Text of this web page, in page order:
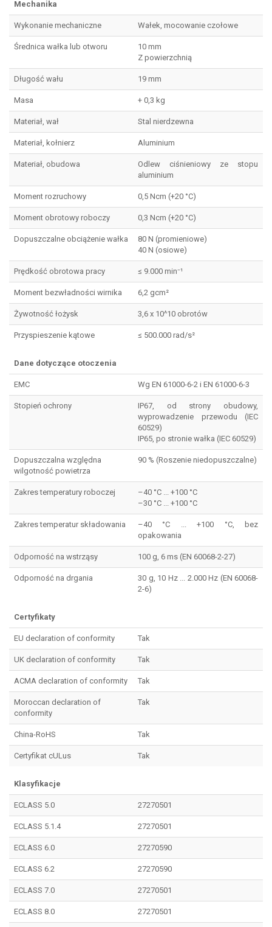
Mechanika
Wykonanie mechaniczne Wałek, mocowanie czołowe
Średnica wałka lub otworu
10 mm
Z powierzchnią
Długość wału 19 mm
Masa + 0,3 kg
Materiał, wał Stal nierdzewna
Materiał, kołnierz Aluminium
Materiał, obudowa
Odlew ciśnieniowy ze stopu
aluminium
Moment rozruchowy 0,5 Ncm (+20 °C)
Moment obrotowy roboczy 0,3 Ncm (+20 °C)
Dopuszczalne obciążenie wałka
80 N (promieniowe)
40 N (osiowe)
Prędkość obrotowa pracy ≤ 9.000 min⁻¹
Moment bezwładności wirnika 6,2 gcm²
Żywotność łożysk 3,6 x 10^10 obrotów
Przyspieszenie kątowe ≤ 500.000 rad/s²
Dane dotyczące otoczenia
EMC Wg EN 61000-6-2 i EN 61000-6-3
Stopień ochrony
IP67, od strony obudowy,
wyprowadzenie przewodu (IEC
60529)
IP65, po stronie wałka (IEC 60529)
Dopuszczalna względna
wilgotność powietrza
90 % (Roszenie niedopuszczalne)
Zakres temperatury roboczej
–40 °C ... +100 °C
–30 °C ... +100 °C
Zakres temperatur składowania
–40 °C ... +100 °C, bez
opakowania
Odporność na wstrząsy 100 g, 6 ms (EN 60068-2-27)
Odporność na drgania
30 g, 10 Hz ... 2.000 Hz (EN 60068-
2-6)
Certyfikaty
EU declaration of conformity Tak
UK declaration of conformity Tak
ACMA declaration of conformity Tak
Moroccan declaration of
conformity
Tak
China-RoHS Tak
Certyfikat cULus Tak
Klasyfikacje
ECLASS 5.0 27270501
ECLASS 5.1.4 27270501
ECLASS 6.0 27270590
ECLASS 6.2 27270590
ECLASS 7.0 27270501
ECLASS 8.0 27270501